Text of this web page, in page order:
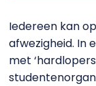
Iedereen kan op
afwezigheid. In
met